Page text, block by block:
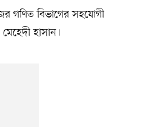
গণিত বিভাগের সহযোগী
হাসান।